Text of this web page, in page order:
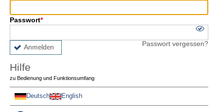
Passwort
Anmelden Passwort vergessen?
Hilfe
zu Bedienung und Funktionsumfang
Deutsch English